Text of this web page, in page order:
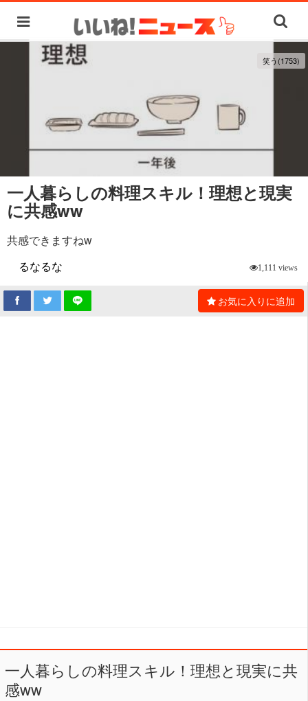
笑う(1753)
一人暮らしの料理スキル！理想と現実
に共感ww
共感できますねw
るなるな
1,111 views
お気に入りに追加
一人暮らしの料理スキル！理想と現実に共
感ww